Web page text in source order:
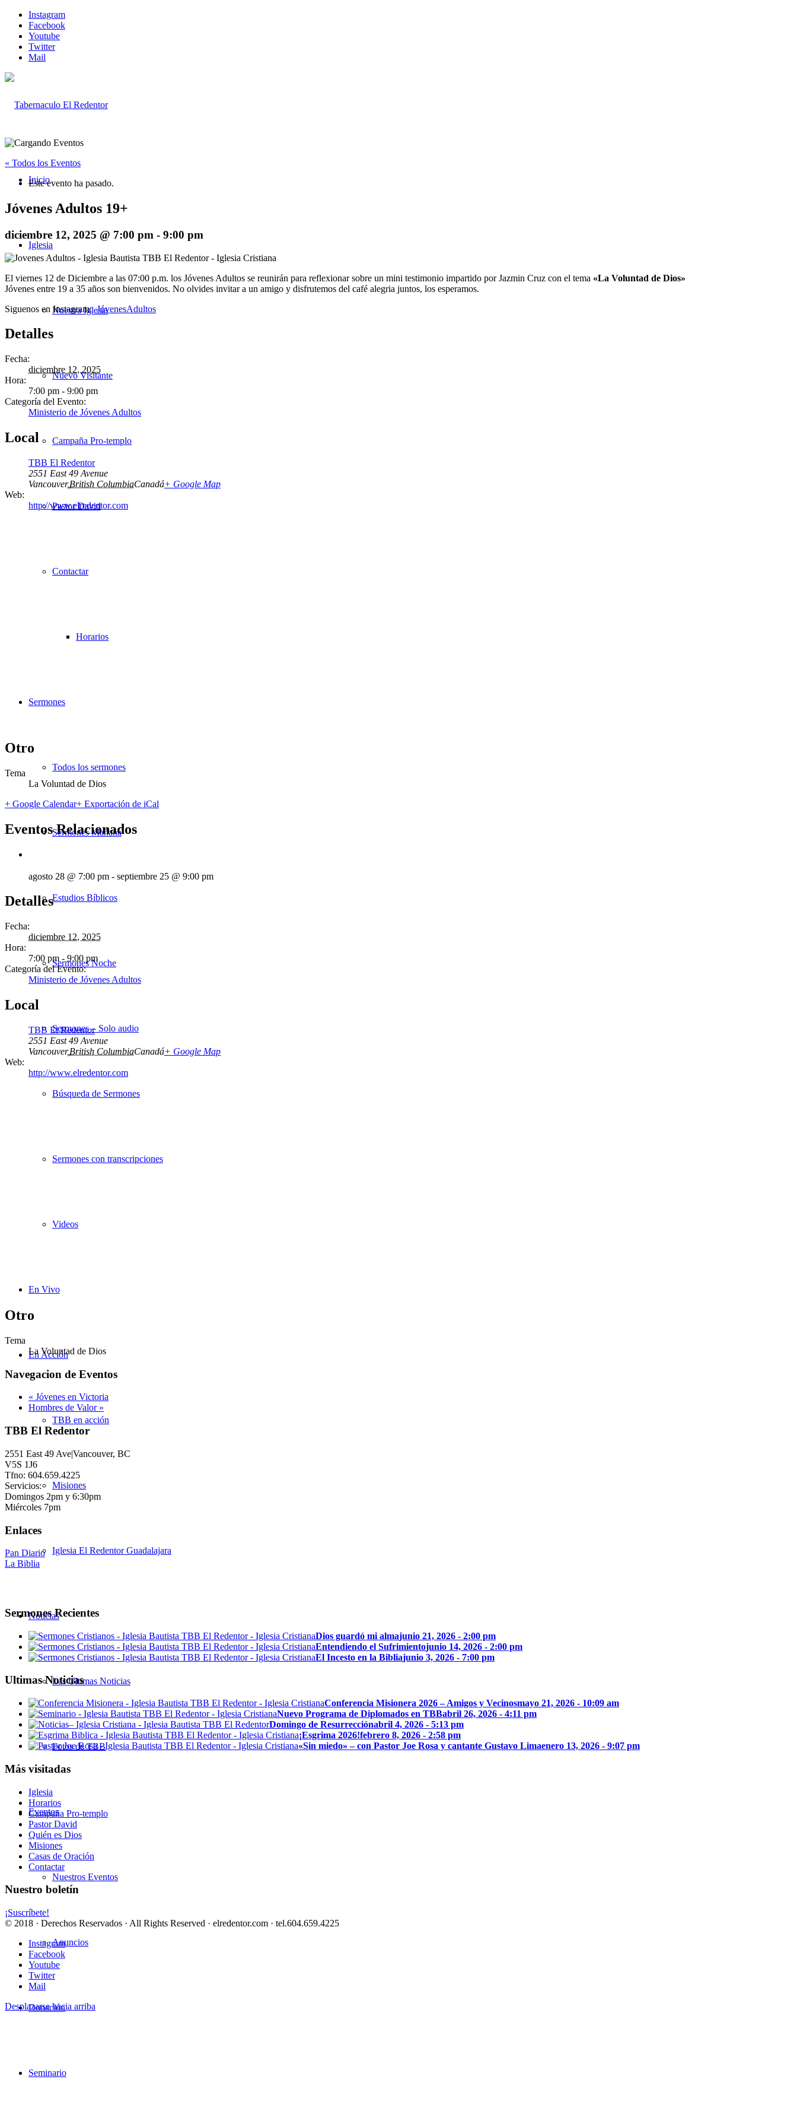
Instagram
Facebook
Youtube
Twitter
Mail
Inicio
Iglesia
Nuestra Iglesia
Nuevo Visitante
Campaña Pro-templo
Pastor David
Contactar
Horarios
Sermones
Todos los sermones
Sermones Mañana
Estudios Bíblicos
Sermones Noche
Sermones – Solo audio
Búsqueda de Sermones
Sermones con transcripciones
Videos
En Vivo
En Acción
TBB en acción
Misiones
Iglesia El Redentor Guadalajara
Noticias
Las Últimas Noticias
Fotos de TBB
Eventos
Nuestros Eventos
Anuncios
Donación
Seminario
« Todos los Eventos
Este evento ha pasado.
Jóvenes Adultos 19+
diciembre 12, 2025 @ 7:00 pm - 9:00 pm
El viernes 12 de Diciembre a las 07:00 p.m. los Jóvenes Adultos se reunirán para reflexionar sobre un mini testimonio impartido por Jazmin Cruz con el tema «La Voluntad de Dios»
Jóvenes entre 19 a 35 años son bienvenidos. No olvides invitar a un amigo y disfrutemos del café alegria juntos, los esperamos.
Siguenos en Instagram:JóvenesAdultos
Detalles
Fecha:
diciembre 12, 2025
Hora:
7:00 pm - 9:00 pm
Categoría del Evento:
Ministerio de Jóvenes Adultos
Local
TBB El Redentor
2551 East 49 Avenue
Vancouver,British ColumbiaCanadá+ Google Map
Web:
http://www.elredentor.com
Otro
Tema
La Voluntad de Dios
+ Google Calendar+ Exportación de iCal
Eventos Relacionados
agosto 28 @ 7:00 pm - septiembre 25 @ 9:00 pm
Detalles
Fecha:
diciembre 12, 2025
Hora:
7:00 pm - 9:00 pm
Categoría del Evento:
Ministerio de Jóvenes Adultos
Local
TBB El Redentor
2551 East 49 Avenue
Vancouver,British ColumbiaCanadá+ Google Map
Web:
http://www.elredentor.com
Otro
Tema
La Voluntad de Dios
Navegacion de Eventos
« Jóvenes en Victoria
Hombres de Valor »
TBB El Redentor
2551 East 49 Ave|Vancouver, BC
V5S 1J6
Tfno: 604.659.4225
Servicios:
Domingos 2pm y 6:30pm
Miércoles 7pm
Enlaces
Pan Diario
La Biblia
Sermones Recientes
Dios guardó mi almajunio 21, 2026 - 2:00 pm
Entendiendo el Sufrimientojunio 14, 2026 - 2:00 pm
El Incesto en la Bibliajunio 3, 2026 - 7:00 pm
Ultimas Noticias
Conferencia Misionera 2026 – Amigos y Vecinosmayo 21, 2026 - 10:09 am
Nuevo Programa de Diplomados en TBBabril 26, 2026 - 4:11 pm
Domingo de Resurrecciónabril 4, 2026 - 5:13 pm
¡Esgrima 2026!febrero 8, 2026 - 2:58 pm
«Sin miedo» – con Pastor Joe Rosa y cantante Gustavo Limaenero 13, 2026 - 9:07 pm
Más visitadas
Iglesia
Horarios
Campaña Pro-templo
Pastor David
Quién es Dios
Misiones
Casas de Oración
Contactar
Nuestro boletín
¡Suscríbete!
© 2018 · Derechos Reservados · All Rights Reserved · elredentor.com · tel.604.659.4225
Instagram
Facebook
Youtube
Twitter
Mail
Desplazarse hacia arriba